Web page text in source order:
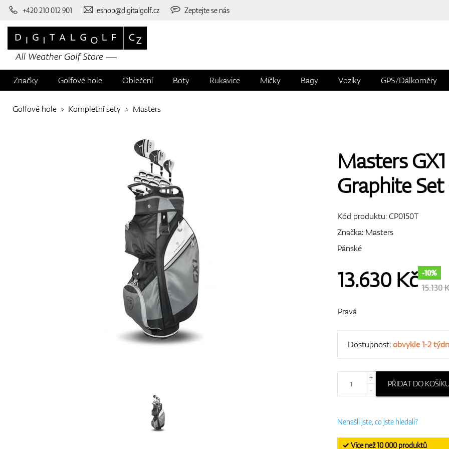
+420 210 012 901 eshop@digitalgolf.cz Zeptejte se nás
Značky Golfové hole Oblečení Boty Rukavice Míčky Bagy Vozíky GPS/Dálkoměry
Golfové hole Kompletní sety Masters
Masters
Graphite
Kód produktu:CP0150T
Značka: Masters
Pánské
13.630Kč -10%
15.130
Pravá
Dostupnost:obvykle 1-2
+
-
PŘIDAT DO
Nenašli jste, co jste hledali?
✓ Více než 10 000 produktů